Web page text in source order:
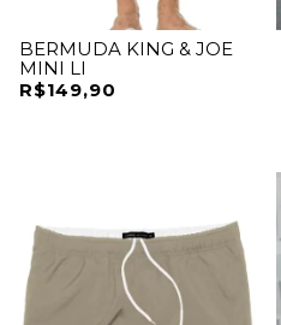
BERMUDA KING & JOE
MINI LI
R$149,90